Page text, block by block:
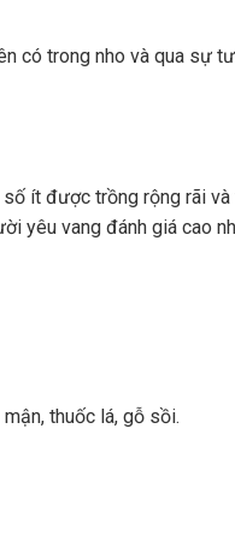
có trong nho và qua sự
ít được trồng rộng rãi và
yêu vang đánh giá cao
thuốc lá, gỗ sồi.